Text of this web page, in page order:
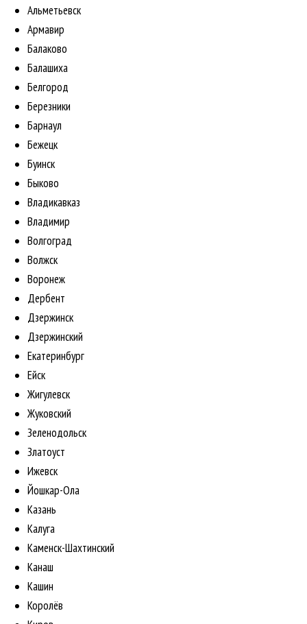
Альметьевск
Армавир
Балаково
Балашиха
Белгород
Березники
Барнаул
Бежецк
Буинск
Быково
Владикавказ
Владимир
Волгоград
Волжск
Воронеж
Дербент
Дзержинск
Дзержинский
Екатеринбург
Ейск
Жигулевск
Жуковский
Зеленодольск
Златоуст
Ижевск
Йошкар-Ола
Казань
Калуга
Каменск-Шахтинский
Канаш
Кашин
Королёв